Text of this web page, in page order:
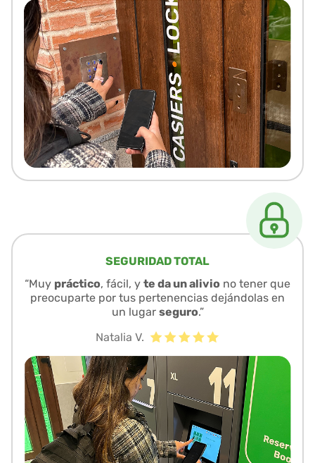
SEGURIDAD TOTAL
“Muy práctico, fácil, y te da un alivio no tener que
preocuparte por tus pertenencias dejándolas en
un lugar seguro.”
Natalia V.